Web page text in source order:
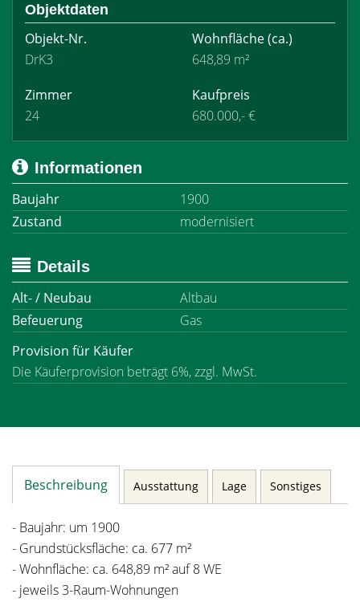
Objektdaten
Objekt-Nr.
DrK3
Wohnfläche(ca.)
648,89 m²
Zimmer
24
Kaufpreis
680.000,- €
Informationen
Baujahr
1900
Zustand
modernisiert
Details
Alt- / Neubau
Altbau
Befeuerung
Gas
Provision für Käufer
Die Käuferprovision beträgt 6%, zzgl. MwSt.
Beschreibung Ausstattung Lage Sonstiges
- Baujahr: um 1900
- Grundstücksfläche: ca. 677 m²
- Wohnfläche: ca. 648,89 m² auf 8 WE
- jeweils 3-Raum-Wohnungen